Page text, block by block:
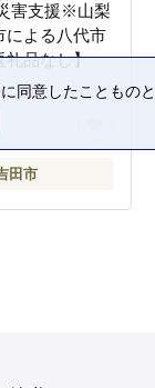
害支援※山梨
による八代市
礼品なし】
田市
同意したことものと